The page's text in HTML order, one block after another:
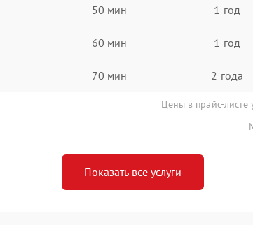
50 мин 1 год
60 мин 1 год
70 мин 2 года
Цены в прайс-листе
Показать все услуги